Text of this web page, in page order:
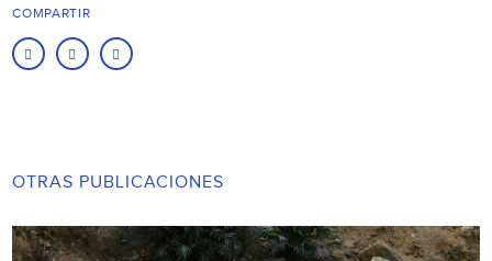
COMPARTIR
OTRAS PUBLICACIONES